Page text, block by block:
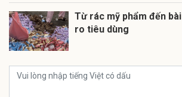
Từ rác mỹ phẩm đến
ro tiêu dùng